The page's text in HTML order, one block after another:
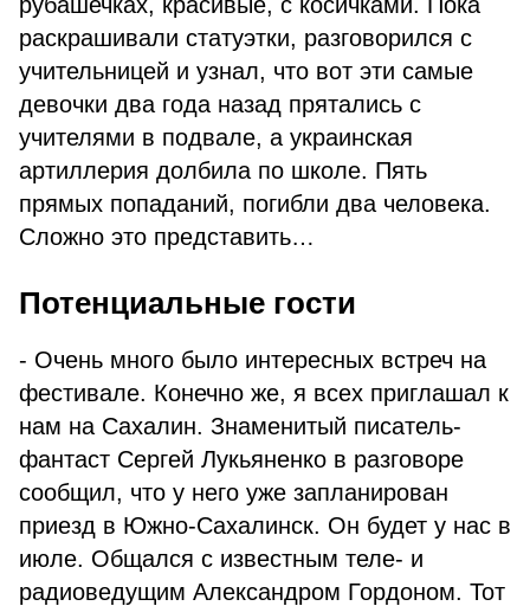
раскрашивали статуэтки, разговорился с
учительницей и узнал, что вот эти самые
девочки два года назад прятались с
учителями в подвале, а украинская
артиллерия долбила по школе. Пять
прямых попаданий, погибли два человека.
Сложно это представить…
Потенциальные гости
- Очень много было интересных встреч на
фестивале. Конечно же, я всех приглашал к
нам на Сахалин. Знаменитый писатель-
фантаст Сергей Лукьяненко в разговоре
сообщил, что у него уже запланирован
приезд в Южно-Сахалинск. Он будет у нас в
июле. Общался с известным теле- и
радиоведущим Александром Гордоном. Тот